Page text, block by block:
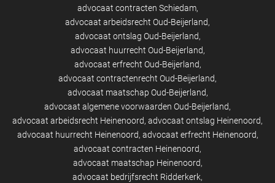
advocaat contracten Schiedam
advocaat arbeidsrecht Oud-Beijerland
advocaat ontslag Oud-Beijerland
advocaat huurrecht Oud-Beijerland
advocaat erfrecht Oud-Beijerland
advocaat contractenrecht Oud-Beijerland
advocaat maatschap Oud-Beijerland
advocaat algemene voorwaarden Oud-Beijerland
advocaat arbeidsrecht Heinenoord advocaat ontslag Heinenoord
advocaat huurrecht Heinenoord advocaat erfrecht Heinenoord
advocaat contracten Heinenoord
advocaat maatschap Heinenoord
advocaat bedrijfsrecht Ridderkerk